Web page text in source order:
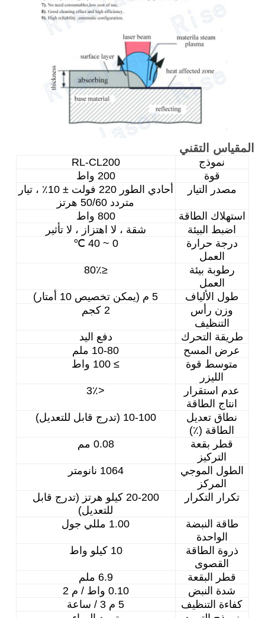
المقياس التقني
نموذج
RL-CL200
قوة
200 واط
مصدر التيار
أحادي الطور 220 فولت ± 10٪ ، تيار
متردد 50/60 هرتز
استهلاك الطاقة
800 واط
اضبط البيئة
شقة ، لا اهتزاز ، لا تأثير
درجة حرارة
العمل
0 ~ 40 ℃
رطوبة بيئة
العمل
≤80٪
طول الألياف
5 م (يمكن تخصيص 10 أمتار)
وزن رأس
التنظيف
2 كجم
طريقة التحرك
دفع اليد
عرض المسح
10-80 ملم
متوسط ​​قوة
الليزر
≥ 100 واط
عدم استقرار
انتاج الطاقة
<3٪
نطاق تعديل
الطاقة (٪)
10-100 (تدرج قابل للتعديل)
قطر بقعة
التركيز
0.08 مم
الطول الموجي
المركز
1064 نانومتر
تكرار التكرار
20-200 كيلو هرتز (تدرج قابل
للتعديل)
طاقة النبضة
الواحدة
1.00 مللي جول
ذروة الطاقة
القصوى
10 كيلو واط
قطر البقعة
6.9 ملم
شدة النبض
0.10 واط / م 2
كفاءة التنظيف
5 م 3 / ساعة